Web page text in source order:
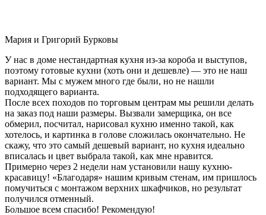
Мария и Григорий Бурковы
У нас в доме нестандартная кухня из-за короба и выступов,
поэтому готовые кухни (хоть они и дешевле) — это не наш
вариант. Мы с мужем много где были, но не нашли
подходящего варианта.
После всех походов по торговым центрам мы решили делать
на заказ под наши размеры. Вызвали замерщика, он все
обмерил, посчитал, нарисовал кухню именно такой, как
хотелось, и картинка в голове сложилась окончательно. Не
скажу, что это самый дешевый вариант, но кухня идеально
вписалась и цвет выбрала такой, как мне нравится.
Примерно через 2 недели нам установили нашу кухню-
красавицу! «Благодаря» нашим кривым стенам, им пришлось
помучиться с монтажом верхних шкафчиков, но результат
получился отменный.
Большое всем спасибо! Рекомендую!